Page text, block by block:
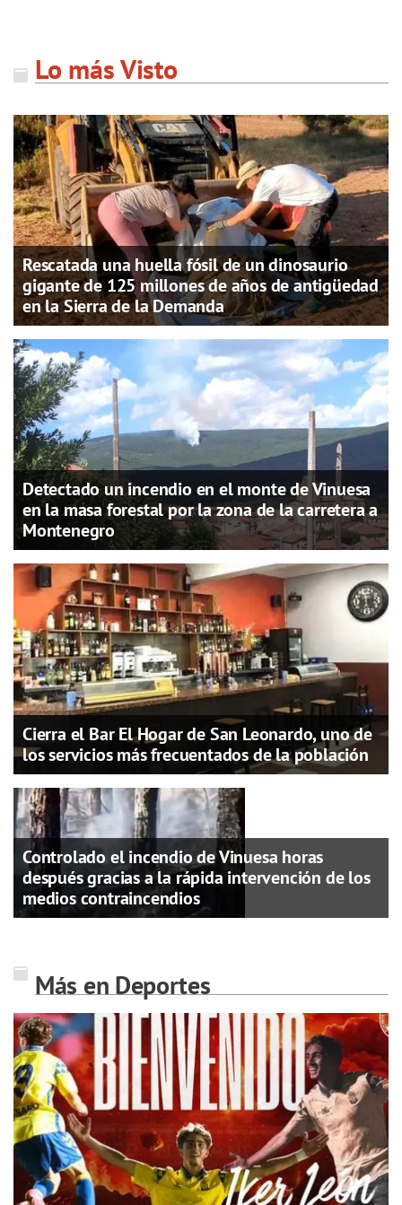
Lo más Visto
Rescatada una huella fósil de un dinosaurio
gigante de 125 millones de años de antigüedad
en la Sierra de la Demanda
Detectado un incendio en el monte de Vinuesa
en la masa forestal por la zona de la carretera a
Montenegro
Cierra el Bar El Hogar de San Leonardo, uno de
los servicios más frecuentados de la población
Controlado el incendio de Vinuesa horas
después gracias a la rápida intervención de los
medios contraincendios
Más en Deportes